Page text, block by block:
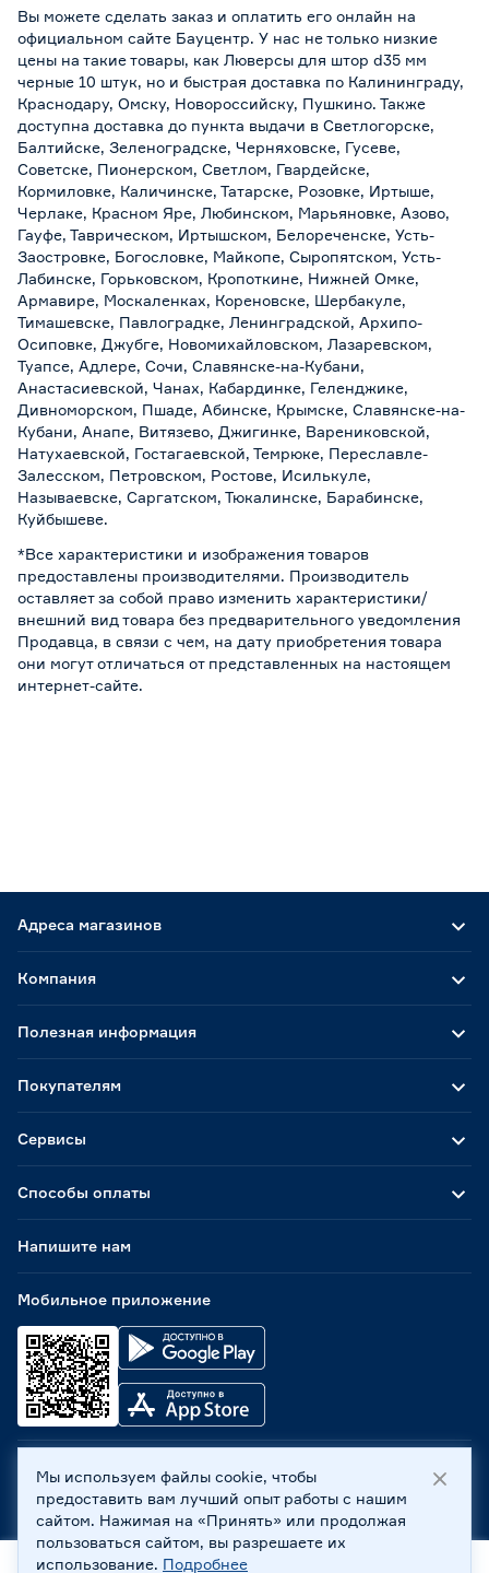
Вы можете сделать заказ и оплатить его онлайн на
официальном сайте Бауцентр. У нас не только низкие
цены на такие товары, как Люверсы для штор d35 мм
черные 10 штук, но и быстрая доставка по Калининграду,
Краснодару, Омску, Новороссийску, Пушкино. Также
доступна доставка до пункта выдачи в Светлогорске,
Балтийске, Зеленоградске, Черняховске, Гусеве,
Советске, Пионерском, Светлом, Гвардейске,
Кормиловке, Каличинске, Татарске, Розовке, Иртыше,
Черлаке, Красном Яре, Любинском, Марьяновке, Азово,
Гауфе, Таврическом, Иртышском, Белореченске, Усть-
Заостровке, Богословке, Майкопе, Сыропятском, Усть-
Лабинске, Горьковском, Кропоткине, Нижней Омке,
Армавире, Москаленках, Кореновске, Шербакуле,
Тимашевске, Павлоградке, Ленинградской, Архипо-
Осиповке, Джубге, Новомихайловском, Лазаревском,
Туапсе, Адлере, Сочи, Славянске-на-Кубани,
Анастасиевской, Чанах, Кабардинке, Геленджике,
Дивноморском, Пшаде, Абинске, Крымске, Славянске-на-
Кубани, Анапе, Витязево, Джигинке, Варениковской,
Натухаевской, Гостагаевской, Темрюке, Переславле-
Залесском, Петровском, Ростове, Исилькуле,
Называевске, Саргатском, Тюкалинске, Барабинске,
Куйбышеве.
*Все характеристики и изображения товаров
предоставлены производителями. Производитель
оставляет за собой право изменить характеристики/
внешний вид товара без предварительного уведомления
Продавца, в связи с чем, на дату приобретения товара
они могут отличаться от представленных на настоящем
интернет-сайте.
Адреса магазинов
Способы оплаты
Мобильное приложение
Компания
Полезная информация
Покупателям
Сервисы
Напишите нам
ООО «Бауцентр Рус» 2004 -2026, 236029, г. Калининград,
ул. А.Невского, 205. ИНН 7702596813, КПП 390601001 ©
Все права защищены
Политика обработки персональных данных
Мы используем файлы cookie, чтобы
предоставить вам лучший опыт работы с нашим
сайтом. Нажимая на «Принять» или продолжая
пользоваться сайтом, вы разрешаете их
использование. Подробнее